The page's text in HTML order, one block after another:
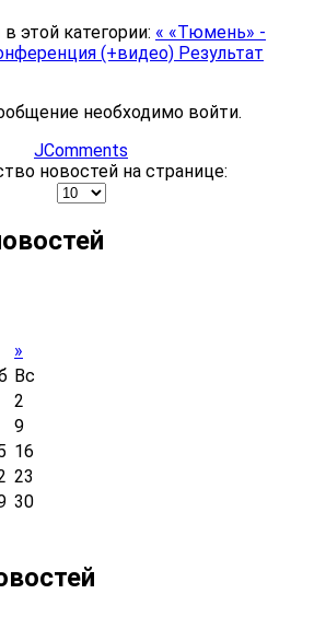
этой категории: « «Тюмень» -
(+видео) Результат
необходимо войти.
JComments
новостей на странице:
»
Вс
2
9
16
23
30